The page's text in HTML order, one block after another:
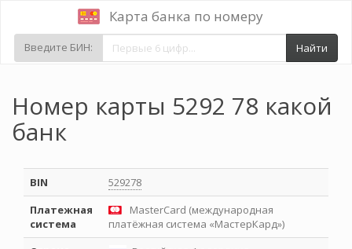
Карта банка по номеру
Введите БИН: Найти
Номер карты 5292 78 какой
банк
BIN
529278
Платежная
система
MasterCard (международная
платёжная система «МастерКард»)